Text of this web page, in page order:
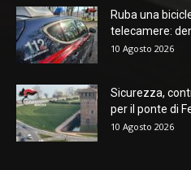
Ruba una
telecamere:
10 Agosto 2026
Sicurezza,
per il ponte di
10 Agosto 2026